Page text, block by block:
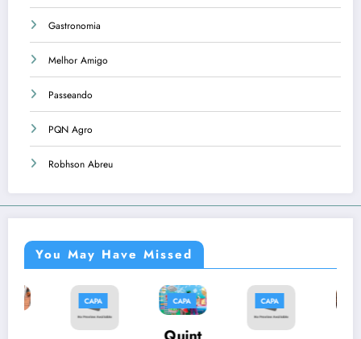
Gastronomia
Melhor Amigo
Passeando
PQN Agro
Robhson Abreu
You May Have Missed
CAPA CAPA CAPA
Músi